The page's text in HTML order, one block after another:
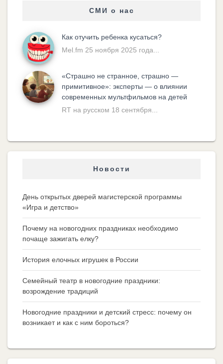
СМИ о нас
Как отучить ребенка кусаться?
Mel.fm 25 ноября 2025 года...
«Cтрашно не странное, страшно —
примитивное»: эксперты — о влиянии
современных мультфильмов на детей
RT на русском 18 сентября...
Новости
День открытых дверей магистерской программы
«Игра и детство»
Почему на новогодних праздниках необходимо
почаще зажигать елку?
История елочных игрушек в России
Семейный театр в новогодние праздники:
возрождение традиций
Новогодние праздники и детский стресс: почему он
возникает и как с ним бороться?